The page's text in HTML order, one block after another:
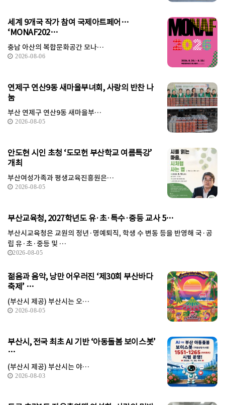
세계 9개국 작가 참여 국제아트페어…
‘MONAF202…
충남 아산의 복합문화공간 모나…
2026-08-06
연제구 연산9동 새마을부녀회, 사랑의 반찬 나
눔
부산 연제구 연산9동 새마을부…
2026-08-05
안도현 시인 초청 ‘도모헌 부산학교 여름특강’
개최
부산여성가족과 평생교육진흥원은…
2026-08-05
부산교육청, 2027학년도 유·초·특수·중등 교사 5…
부산시교육청은 교원의 정년·명예퇴직, 학생 수 변동 등을 반영해 국·공
립 유·초·중등 및 …
2026-08-05
젊음과 음악, 낭만 어우러진 ‘제30회 부산바다
축제’ …
(부산시 제공) 부산시는 오…
2026-08-05
부산시, 전국 최초 AI 기반 ‘아동돌봄 보이스봇’
…
(부산시 제공) 부산시는 야…
2026-08-03